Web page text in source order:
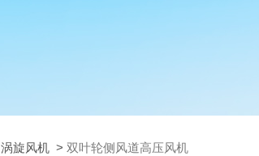
涡旋风机 > 双叶轮侧风道高压风机